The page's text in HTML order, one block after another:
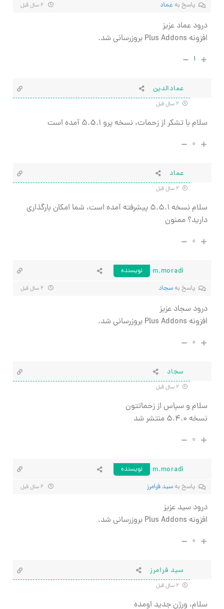
پاسخ بهعماد
درود عماد عزیز
افزونه Plus Addons بروزرسانی شد.
۱
عمادالدین
سلام با تشکر از زحمات، نسخه پرو ۵.۵.۱ آمده است
۰
عماد
سلام نسخه ۵.۵.۱ پیشرفته آمده است، شما امکان بارگذاری
دارید؟ ممنون
۰
m.moradi
نویسنده
پاسخ بهسجاد
درود سجاد عزیز
افزونه Plus Addons بروزرسانی شد.
۰
سجاد
سلام و سپاس از زحماتتون
نسخه ۵.۴.۰ منتشر شد
۰
m.moradi
نویسنده
پاسخ بهسید فرامرز
درود سید عزیز
افزونه Plus Addons بروزرسانی شد.
۰
سید فرامرز
سلام، ورژن جدید اومده